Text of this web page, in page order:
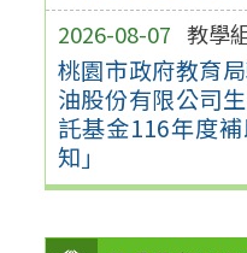
2026-08-07 教學
桃園市政府教育
油股份有限公司
託基金116年度
知」